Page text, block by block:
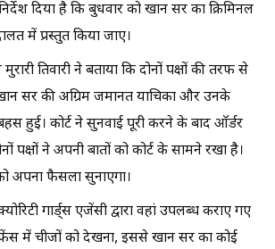
निर्देश दिया है कि बुधवार को खान सर का क्रिमिनल
में प्रस्तुत किया जाए।
तिवारी ने बताया कि दोनों पक्षों की तरफ से
सर की अग्रिम जमानत याचिका और उनके
हुई। कोर्ट ने सुनवाई पूरी करने के बाद ऑर्डर
पक्षों ने अपनी बातों को कोर्ट के सामने रखा है।
अपना फैसला सुनाएगा।
गार्ड्स एजेंसी द्वारा वहां उपलब्ध कराए गए
में चीजों को देखना, इससे खान सर का कोई